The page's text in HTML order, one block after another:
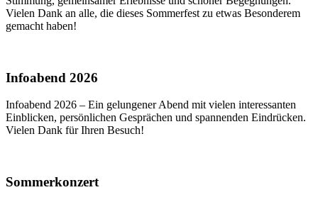
Vielen Dank an alle, die dieses Sommerfest zu etwas Besonderem
gemacht haben!
Infoabend 2026
Infoabend 2026 – Ein gelungener Abend mit vielen interessanten
Einblicken, persönlichen Gesprächen und spannenden Eindrücken.
Vielen Dank für Ihren Besuch!
Sommerkonzert